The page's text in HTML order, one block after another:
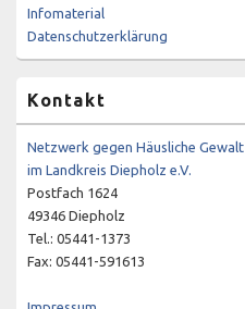
Infomaterial
Datenschutzerklärung
Kontakt
Netzwerk gegen Häusliche Gewalt
im Landkreis Diepholz e.V.
Postfach 1624
49346 Diepholz
Tel.: 05441-1373
Fax: 05441-591613